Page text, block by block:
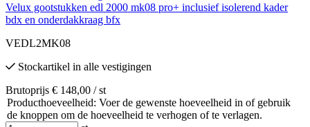
Velux gootstukken edl 2000 mk08 pro+ inclusief isolerend kader
bdx en onderdakkraag bfx
VEDL2MK08
Stockartikel in alle vestigingen
Brutoprijs € 148,00 / st
Producthoeveelheid: Voer de gewenste hoeveelheid in of gebruik
de knoppen om de hoeveelheid te verhogen of te verlagen.